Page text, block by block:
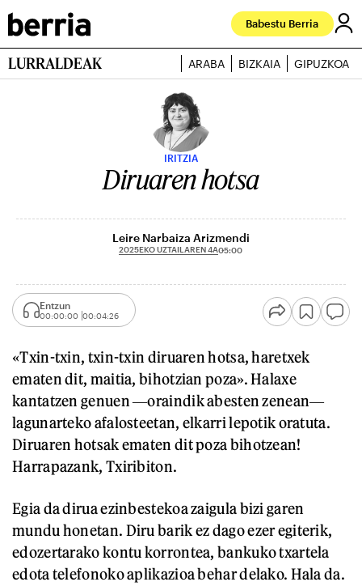
Babestu Berria
LURRALDEAK ARABA BIZKAIA GIPUZKOA
IRITZIA
Diruaren hotsa
Leire Narbaiza Arizmendi
2025EKO UZTAILAREN 4A05:00
Entzun
00:00:00 00:04:26
«Txin-txin, txin-txin diruaren hotsa, haretxek
ematen dit, maitia, bihotzian poza». Halaxe
kantatzen genuen ―oraindik abesten zenean―
lagunarteko afalosteetan, elkarri lepotik oratuta.
Diruaren hotsak ematen dit poza bihotzean!
Harrapazank, Txiribiton.
Egia da dirua ezinbestekoa zaigula bizi garen
mundu honetan. Diru barik ez dago ezer egiterik,
edozertarako kontu korrontea, bankuko txartela
edota telefonoko aplikazioa behar delako. Hala da.